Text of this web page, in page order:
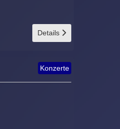
Details
Konzerte